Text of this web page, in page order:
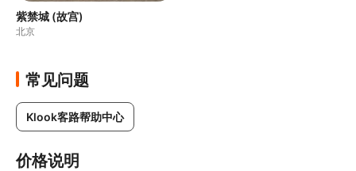
紫禁城 (故宫)
北京
常见问题
Klook客路帮助中心
价格说明